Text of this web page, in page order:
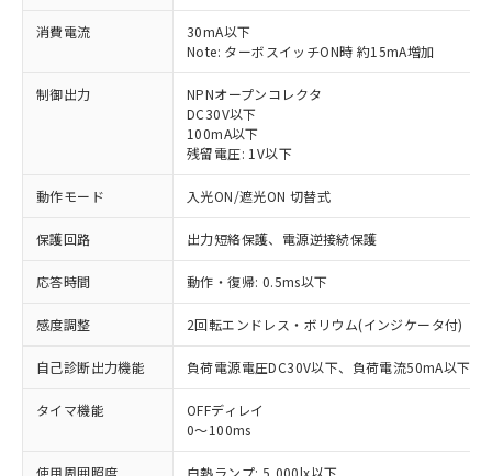
消費電流
30mA以下
Note: ターボスイッチON時 約15mA増加
制御出力
NPNオープンコレクタ
DC30V以下
100mA以下
残留電圧: 1V以下
動作モード 入光ON/遮光ON 切替式
保護回路 出力短絡保護、電源逆接続保護
応答時間 動作・復帰: 0.5ms以下
感度調整 2回転エンドレス・ボリウム(インジケータ付)
自己診断出力機能 負荷電源電圧DC30V以下、負荷電流50mA以下(
タイマ機能
OFFディレイ
0～100ms
使用周囲照度 白熱ランプ: 5,000lx以下
※1 対応状況
対応済み：EU RoHS指令（10物質）の
非含有に対応した製品が提供可能な商品で